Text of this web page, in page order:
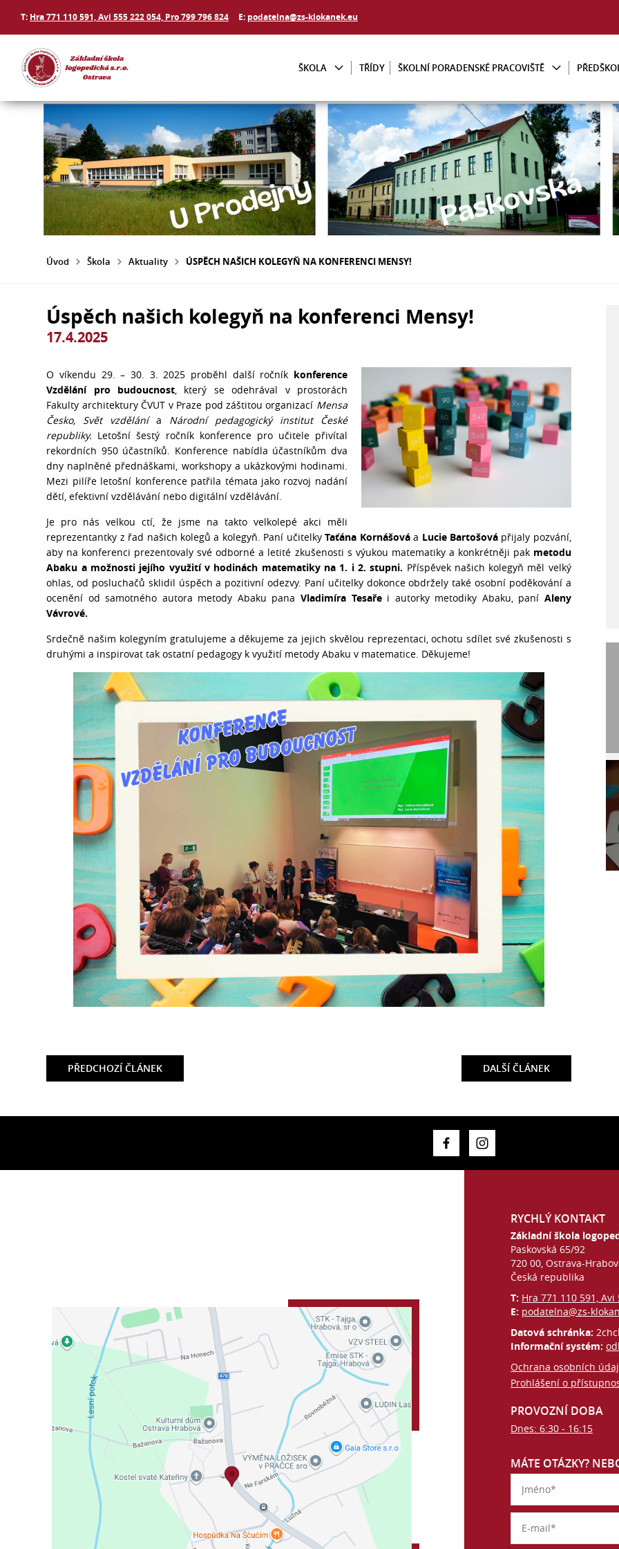
T: Hra 771 110 591, Avi 555 222 054, Pro 799 796 824 E: podatelna@zs-klokanek.eu
ŠKOLA TŘÍDY ŠKOLNÍ PORADENSKÉ PRACOVIŠTĚ
Úvod Škola Aktuality ÚSPĚCH NAŠICH KOLEGYŇ NA KONFERENCI MENSY!
Úspěch našich kolegyň na konferenci Mensy!
17.4.2025
O víkendu 29. – 30. 3. 2025 proběhl další ročník konference
Vzdělání pro budoucnost, který se odehrával v prostorách
Fakulty architektury ČVUT v Praze pod záštitou organizací Mensa
Česko, Svět vzdělánía Národní pedagogický institut České
republiky. Letošní šestý ročník konference pro učitele přivítal
rekordních 950 účastníků. Konference nabídla účastníkům dva
dny naplněné přednáškami, workshopy a ukázkovými hodinami.
Mezi pilíře letošní konference patřila témata jako rozvoj nadání
dětí, efektivní vzdělávání nebo digitální vzdělávání.
Je pro nás velkou ctí, že jsme na takto velkolepé akci měli
reprezentantky z řad našich kolegů a kolegyň. Paní učitelkyTaťána Kornášováa Lucie Bartošová přijaly pozvání,
aby na konferenci prezentovaly své odborné a letité zkušenosti s výukou matematiky a konkrétněji pak metodu
Abaku a možnosti jejího využití v hodinách matematiky na 1. i 2. stupni. Příspěvek našich kolegyň měl velký
ohlas, od posluchačů sklidil úspěch a pozitivní odezvy. Paní učitelky dokonce obdržely také osobní poděkování a
ocenění od samotného autora metody Abaku pana Vladimíra Tesařei autorky metodiky Abaku, paní Aleny
Vávrové.
Srdečně našim kolegyním gratulujeme a děkujeme za jejich skvělou reprezentaci, ochotu sdílet své zkušenosti s
druhými a inspirovat tak ostatní pedagogy k využití metody Abaku v matematice. Děkujeme!
DALŠÍČLÁNEK
PŘEDCHOZÍČLÁNEK
RYCHLÝ KONTAKT
Základní škola
Paskovská 65/92
720 00, Ostrava-
Česká republika
T: Hra 771 110 591,
E: podatelna@zs-
Datová schránka:
Informační systém:
Ochrana osobních
Prohlášení o
PROVOZNÍ DOBA
Dnes: 6:30 - 16:15
MÁTE OTÁZKY?